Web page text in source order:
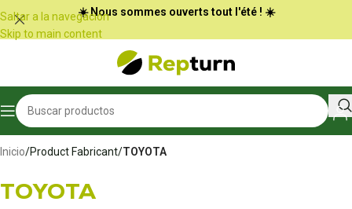
Panel de gestión de cookies
Saltar a la navegación
Skip to main content
☀️ Nous sommes ouverts tout l'été ! ☀️
Inicio/Product Fabricant/TOYOTA
TOYOTA